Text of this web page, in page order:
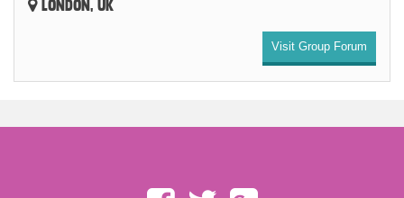
LONDON, UK
Visit Group Forum